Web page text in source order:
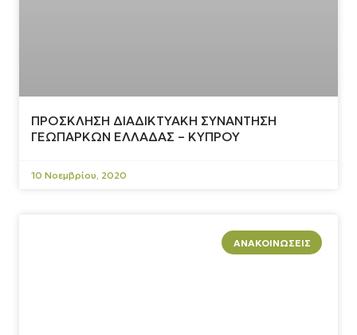
ΠΡΟΣΚΛΗΣΗ ΔΙΑΔΙΚΤΥΑΚΗ ΣΥΝΑΝΤΗΣΗ
ΓΕΩΠΑΡΚΩΝ ΕΛΛΑΔΑΣ – ΚΥΠΡΟΥ
10 Νοεμβρίου, 2020
ΑΝΑΚΟΙΝΏΣΕΙΣ